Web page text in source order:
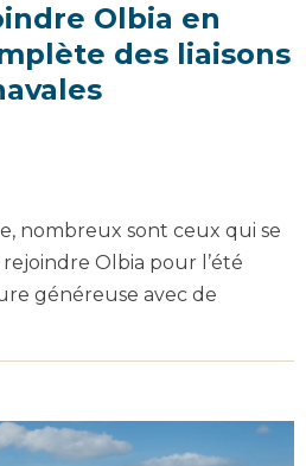
Olbia en
des liaisons
nombreux sont ceux qui se
Olbia pour l’été
généreuse avec de